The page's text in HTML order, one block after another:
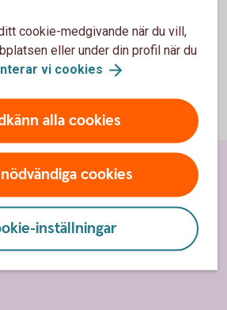
cookie-medgivande när du vill,
eller under din profil när du
vi cookies
alla cookies
cookies
inställningar